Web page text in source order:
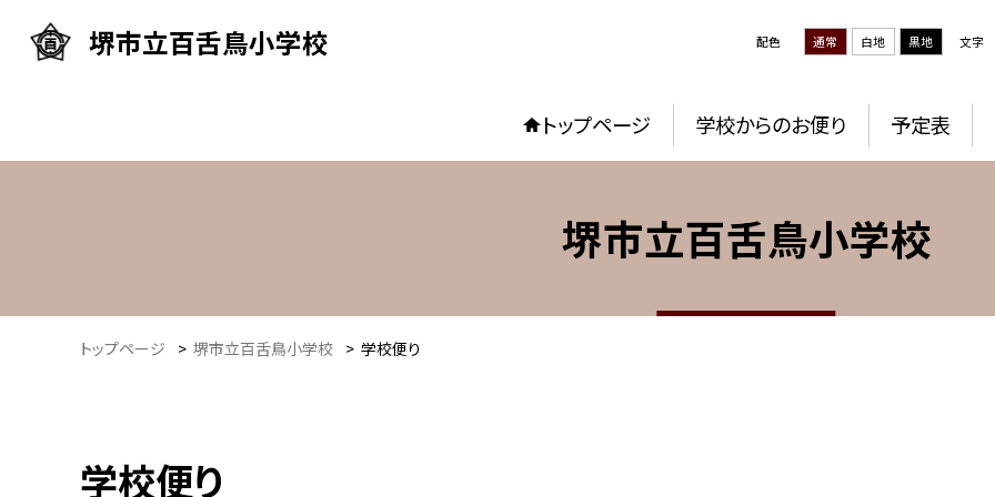
堺市立百舌鳥小学校 配色 通常 白地 黒地 文字
トップページ 学校からのお便り 予定表
堺市立百舌鳥小学校
トップページ > 堺市立百舌鳥小学校 > 学校便り
学校便り